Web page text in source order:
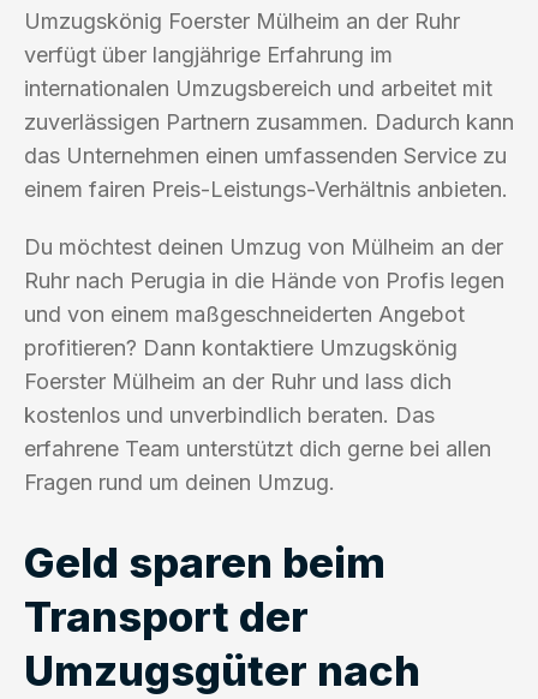
Umzugskönig Foerster Mülheim an der Ruhr
verfügt über langjährige Erfahrung im
internationalen Umzugsbereich und arbeitet mit
zuverlässigen Partnern zusammen. Dadurch kann
das Unternehmen einen umfassenden Service zu
einem fairen Preis-Leistungs-Verhältnis anbieten.
Du möchtest deinen Umzug von Mülheim an der
Ruhr nach Perugia in die Hände von Profis legen
und von einem maßgeschneiderten Angebot
profitieren? Dann kontaktiere Umzugskönig
Foerster Mülheim an der Ruhr und lass dich
kostenlos und unverbindlich beraten. Das
erfahrene Team unterstützt dich gerne bei allen
Fragen rund um deinen Umzug.
Geld sparen beim
Transport der
Umzugsgüter nach